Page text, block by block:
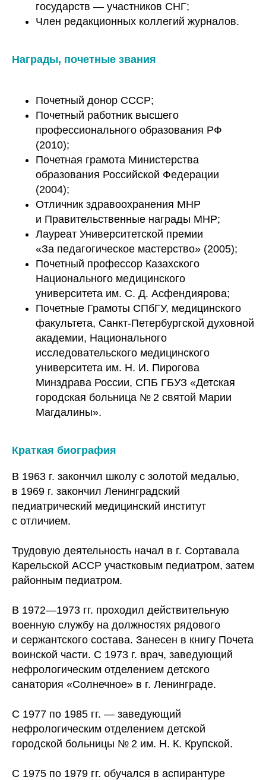
государств — участников СНГ;
Член редакционных коллегий журналов.
Награды, почетные звания
Почетный донор СССР;
Почетный работник высшего
профессионального образования РФ
(2010);
Почетная грамота Министерства
образования Российской Федерации
(2004);
Отличник здравоохранения МНР
и Правительственные награды МНР;
Лауреат Университетской премии
«За педагогическое мастерство» (2005);
Почетный профессор Казахского
Национального медицинского
университета им. С. Д. Асфендиярова;
Почетные Грамоты СПбГУ, медицинского
факультета, Санкт-Петербургской духовной
академии, Национального
исследовательского медицинского
университета им. Н. И. Пирогова
Минздрава России, СПБ ГБУЗ «Детская
городская больница № 2 святой Марии
Магдалины».
Краткая биография
В 1963 г. закончил школу с золотой медалью,
в 1969 г. закончил Ленинградский
педиатрический медицинский институт
с отличием.
Трудовую деятельность начал в г. Сортавала
Карельской АССР участковым педиатром, затем
районным педиатром.
В 1972—1973 гг. проходил действительную
военную службу на должностях рядового
и сержантского состава. Занесен в книгу Почета
воинской части. С 1973 г. врач, заведующий
нефрологическим отделением детского
санатория «Солнечное» в г. Ленинграде.
С 1977 по 1985 гг. — заведующий
нефрологическим отделением детской
городской больницы № 2 им. Н. К. Крупской.
С 1975 по 1979 гг. обучался в аспирантуре